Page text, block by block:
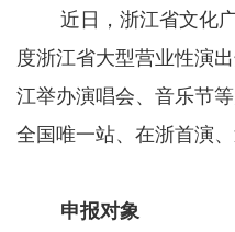
近日，浙江省文化广
度浙江省大型营业性演
江举办演唱会、音乐节
全国唯一站、在浙首演
申报对象